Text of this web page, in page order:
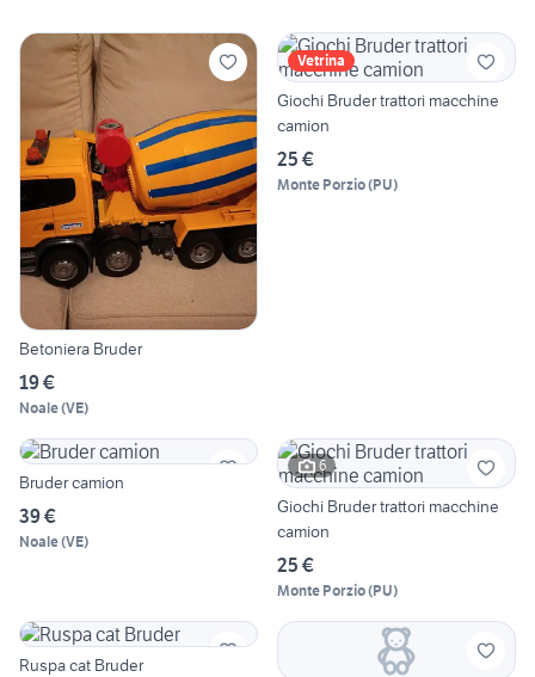
Betoniera Bruder
19 €
Noale(VE)
Vetrina
Giochi Bruder trattori macchine
camion
25 €
Monte Porzio(PU)
Bruder camion
39 €
Noale(VE)
6
Giochi Bruder trattori macchine
camion
25 €
Monte Porzio(PU)
Ruspa cat Bruder